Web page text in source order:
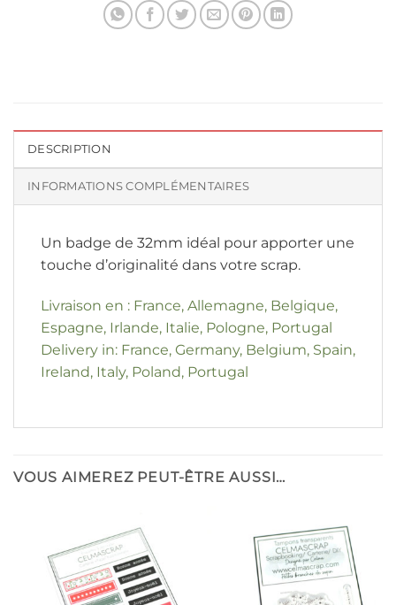
DESCRIPTION
INFORMATIONS COMPLÉMENTAIRES
Un badge de 32mm idéal pour apporter une
touche d’originalité dans votre scrap.
Livraison en : France, Allemagne, Belgique,
Espagne, Irlande, Italie, Pologne, Portugal
Delivery in: France, Germany, Belgium, Spain,
Ireland, Italy, Poland, Portugal
VOUS AIMEREZ PEUT-ÊTRE AUSSI…